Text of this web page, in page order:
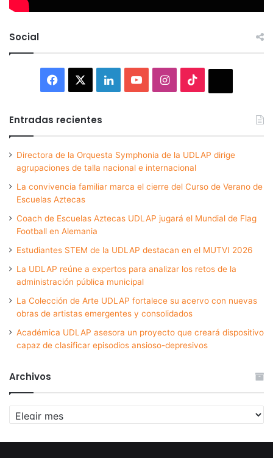
Social
Facebook LinkedInYouTubeInstagram
Entradas recientes
Directora de la Orquesta Symphonia de la UDLAP dirige
agrupaciones de talla nacional e internacional
La convivencia familiar marca el cierre del Curso de Verano de
Escuelas Aztecas
Coach de Escuelas Aztecas UDLAP jugará el Mundial de Flag
Football en Alemania
Estudiantes STEM de la UDLAP destacan en el MUTVI 2026
La UDLAP reúne a expertos para analizar los retos de la
administración pública municipal
La Colección de Arte UDLAP fortalece su acervo con nuevas
obras de artistas emergentes y consolidados
Académica UDLAP asesora un proyecto que creará dispositivo
capaz de clasificar episodios ansioso-depresivos
Archivos
Archivos